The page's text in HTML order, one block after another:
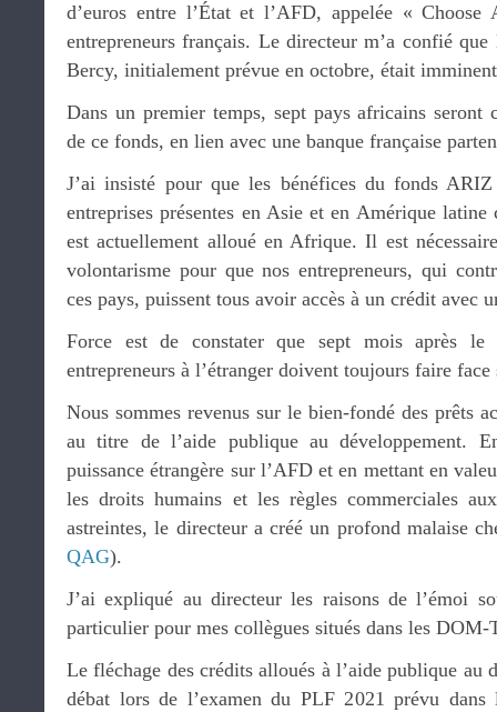
d’euros entre l’État et l’AFD, appelée «
entrepreneurs français. Le directeur m’a confié
Bercy, initialement prévue en octobre, était
Dans un premier temps, sept pays africains seront
de ce fonds, en lien avec une banque française
J’ai insisté pour que les bénéfices du fonds
entreprises présentes en Asie et en Amérique
est actuellement alloué en Afrique. Il est
volontarisme pour que nos entrepreneurs, qui
ces pays, puissent tous avoir accès à un crédit avec
Force est de constater que sept mois après
entrepreneurs à l’étranger doivent toujours faire face
Nous sommes revenus sur le bien-fondé des prêts
au titre de l’aide publique au développement.
puissance étrangère sur l’AFD et en mettant en
les droits humains et les règles commerciales
astreintes, le directeur a créé un profond malaise
QAG).
J’ai expliqué au directeur les raisons de l’émoi
particulier pour mes collègues situés dans les
Le fléchage des crédits alloués à l’aide publique au
débat lors de l’examen du PLF 2021 prévu dans